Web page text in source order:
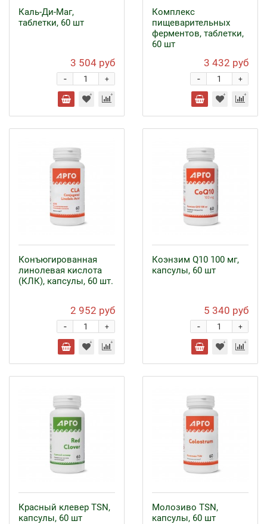
Каль-Ди-Маг,
таблетки, 60 шт
3 504 руб
+
-
Комплекс
пищеварительных
ферментов, таблетки,
60 шт
3 432 руб
+
-
Конъюгированная
линолевая кислота
(КЛК), капсулы, 60 шт.
2 952 руб
+
-
Коэнзим Q10 100 мг,
капсулы, 60 шт
5 340 руб
+
-
Красный клевер ТSN,
капсулы, 60 шт
Молозиво TSN,
капсулы, 60 шт